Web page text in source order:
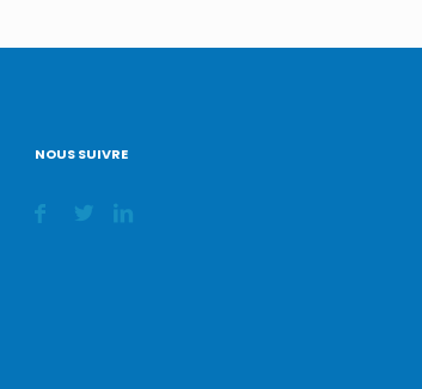
NOUS SUIVRE